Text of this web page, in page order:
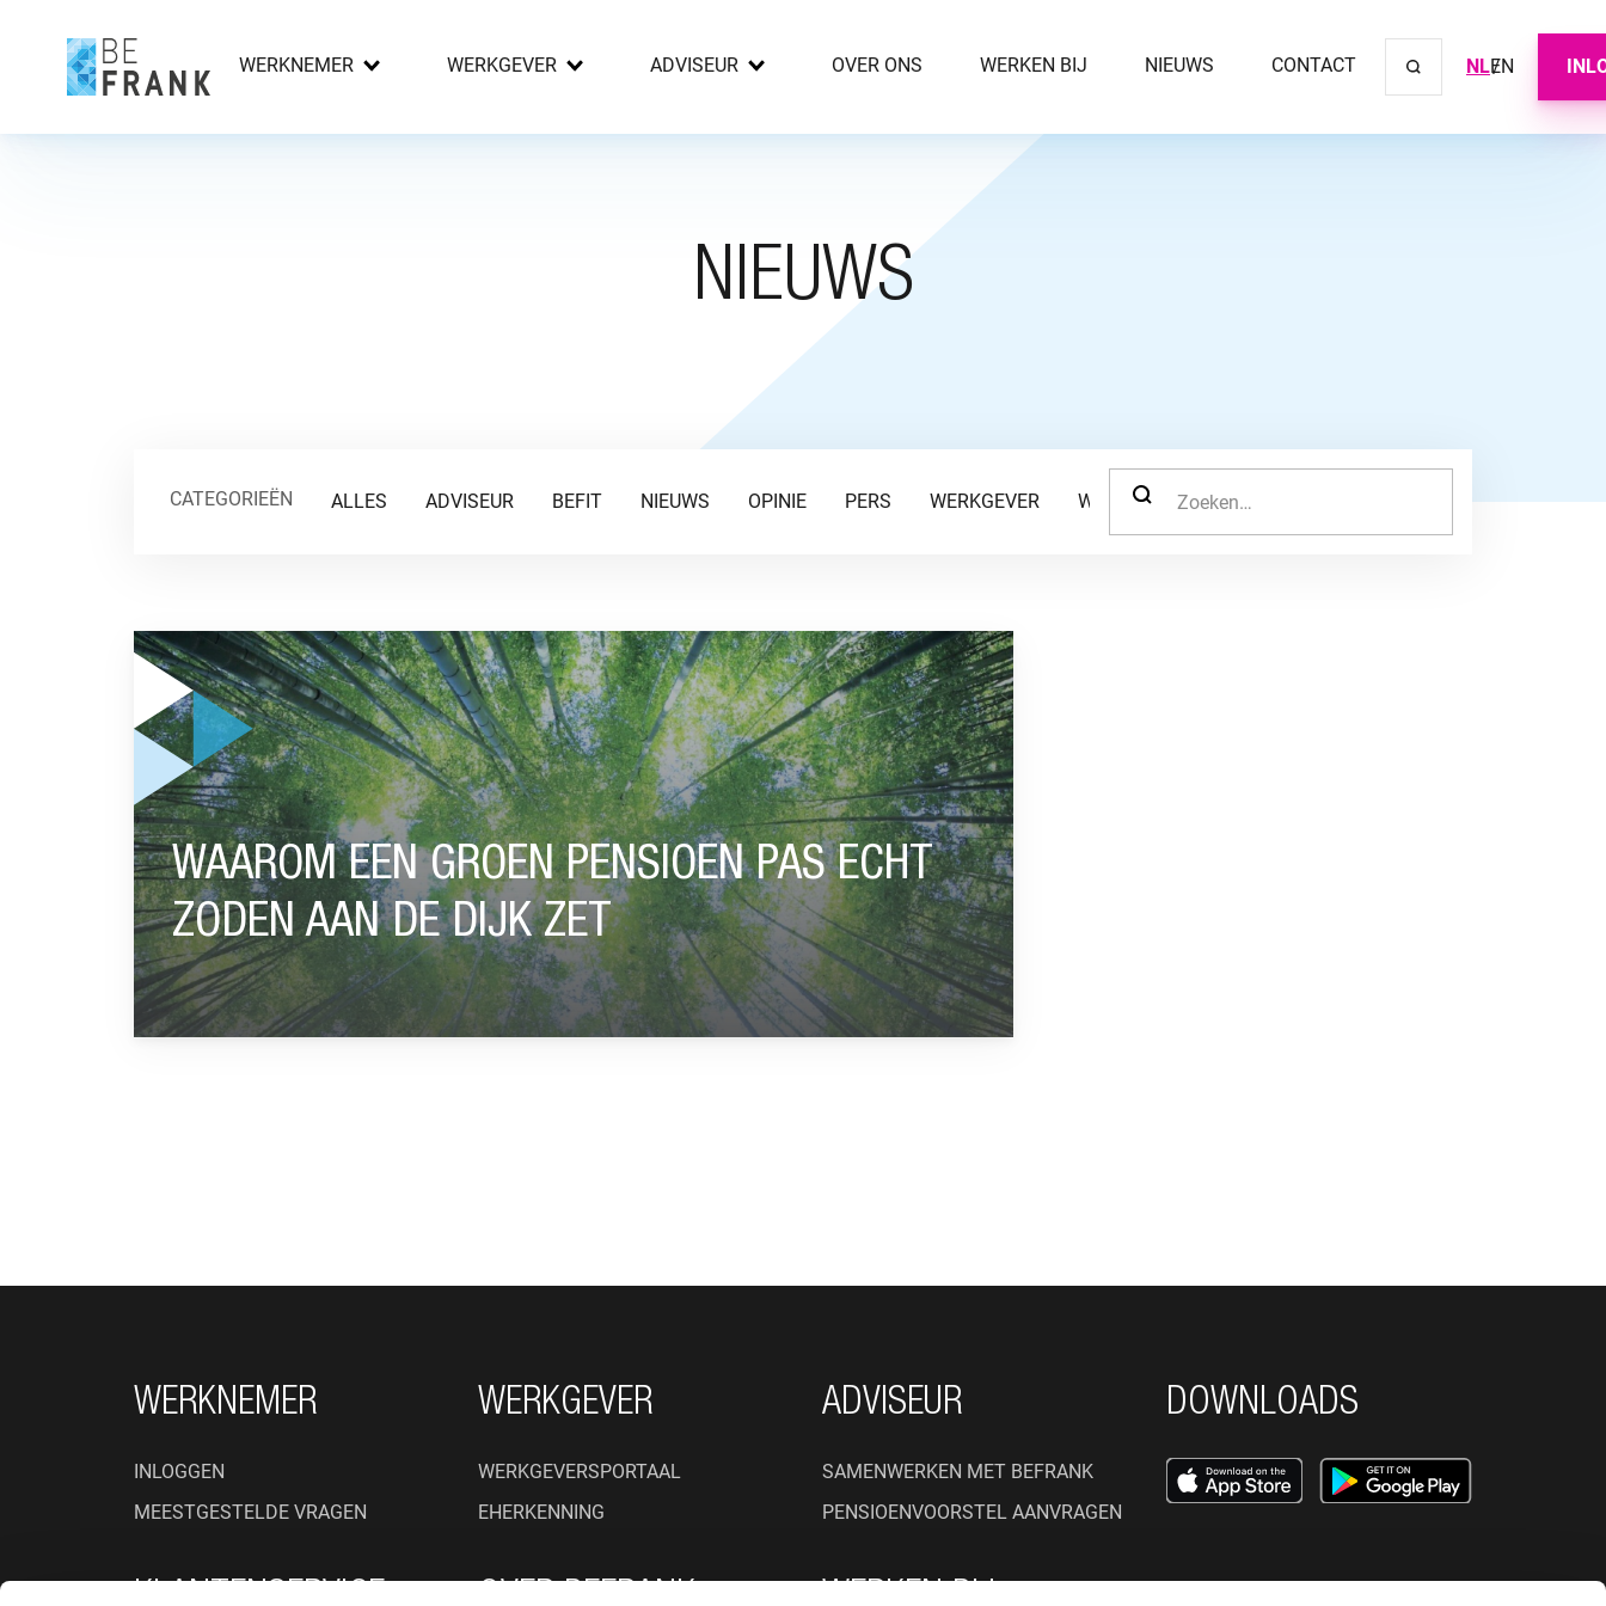
WERKNEMER WERKGEVER ADVISEUR OVER ONS WERKEN BIJ NIEUWS CONTACT NLEN
NIEUWS
CATEGORIEËN ALLES ADVISEUR BEFIT NIEUWS OPINIE PERS WERKGEVER WERKNEMER
ZOEK NAAR:
GA NAAR “WAAROM EEN GROEN PENSIOEN PAS ECHT ZODEN AAN DE DIJK ZET”
WAAROM EEN GROEN PENSIOEN PAS ECHT
ZODEN AAN DE DIJK ZET
FOOTER NAVIGATIE
WERKNEMER
INLOGGEN
MEESTGESTELDE VRAGEN
WERKGEVER
WERKGEVERSPORTAAL
EHERKENNING
ADVISEUR
SAMENWERKEN MET BEFRANK
PENSIOENVOORSTEL AANVRAGEN
DOWNLOADS
Sluit